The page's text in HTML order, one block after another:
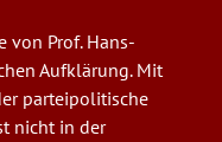
von Prof. Hans-
Aufklärung. Mit
parteipolitische
nicht in der